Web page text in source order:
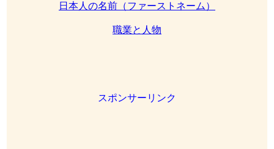
日本人の名前（ファーストネーム）
職業と人物
スポンサーリンク